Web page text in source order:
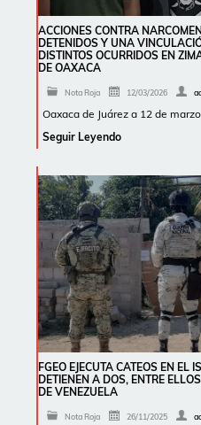
ACCIONES CONTRA
DETENIDOS Y UNA
DISTINTOS OCURRIDOS EN
DE OAXACA
Nota Roja 12/03/2026
Oaxaca de Juárez a 12 de
Seguir Leyendo
FGEO EJECUTA CATEOS EN EL
DETIENEN A DOS, ENTRE
DE VENEZUELA
Nota Roja 26/11/2025